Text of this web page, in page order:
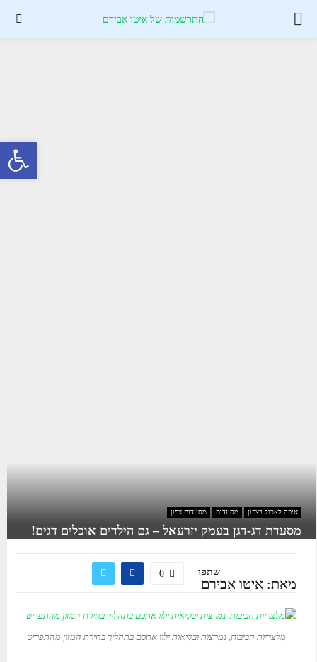
פתח סרגל נגישות
PRIMARY
איפה לאכול בצפון מסעדות מסעדות צפון
מסעדת דג-דגן בעמק יזרעאל – גם הילדים אוכלים דגים!
שתפו 0
מאת: איטו אבירם
מלצריות חביבות, נמרצות ובקיאות ילוו אתכם בתהליך בחירת המזון מהתפריט